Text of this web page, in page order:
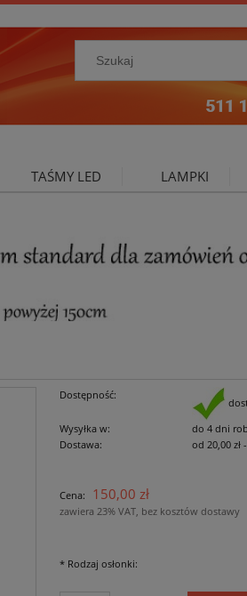
TAŚMY LED LAMPKI
Dostępność:
Wysyłka w:
do 4 dni
Dostawa:
od 20,00 zł
Cena: 150,00 zł
zawiera 23% VAT, bez kosztów dostawy
*Rodzaj osłonki: